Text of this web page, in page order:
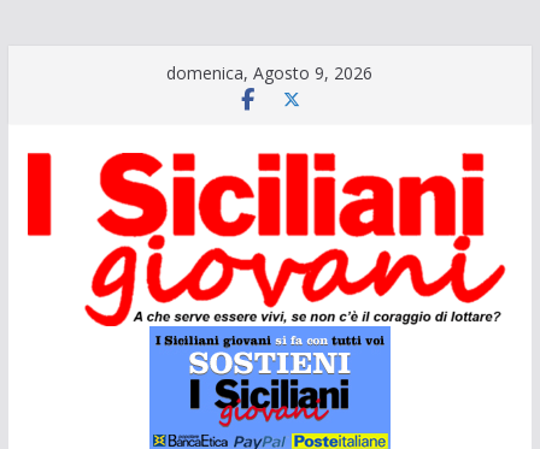
domenica, Agosto 9, 2026